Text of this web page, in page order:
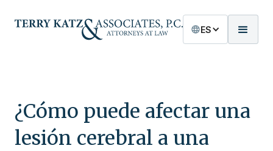
ES
¿Cómo puede afectar una
lesión cerebral a una